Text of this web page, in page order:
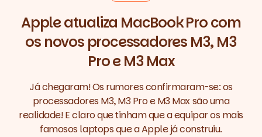
Apple atualiza MacBook Pro com
os novos processadores M3, M3
Pro e M3 Max
Já chegaram! Os rumores confirmaram-se: os
processadores M3, M3 Pro e M3 Max são uma
realidade! E claro que tinham que a equipar os mais
famosos laptops que a Apple já construiu.